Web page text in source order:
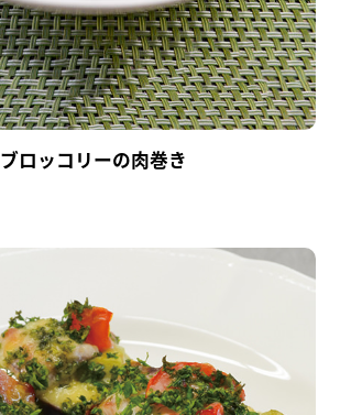
ブロッコリーの肉巻き